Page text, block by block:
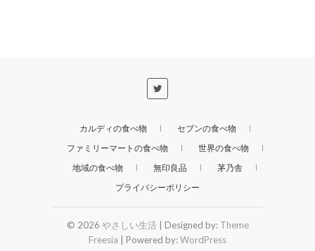
カルディの食べ物
セブンの食べ物
ファミリーマートの食べ物
世界の食べ物
地域の食べ物
無印良品
茅乃舎
プライバシーポリシー
© 2026 やさしい生活| Designed by: Theme
Freesia | Powered by:WordPress